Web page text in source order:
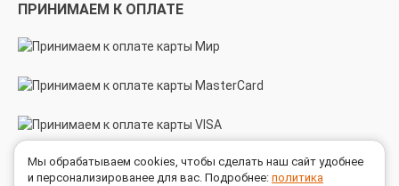
ПРИНИМАЕМ К ОПЛАТЕ
МЫ В СОЦСЕТЯХ
Мы обрабатываем cookies, чтобы сделать наш сайт удобнее
и персонализированее для вас. Подробнее: политика